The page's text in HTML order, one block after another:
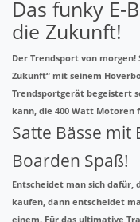
Das funky E-
die Zukunft!
Der Trendsport von morgen!
Zukunft“ mit seinem
Trendsportgerät begeistert
kann, die 400 Watt
Satte Bässe
Boarden Spaß!
Entscheidet man sich dafür,
kaufen, dann entscheidet
einem. Für das ultimative